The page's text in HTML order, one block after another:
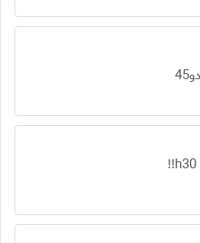
بازار پر از خریدار دانگ فنگ h30 cross!!